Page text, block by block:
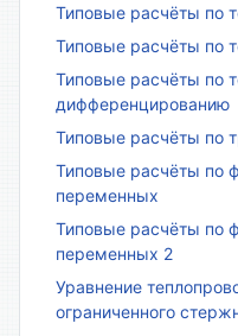
Типовые расчёты по
Типовые расчёты по
Типовые расчёты по
дифференцированию
Типовые расчёты по
Типовые расчёты по
переменных
Типовые расчёты по
переменных 2
Уравнение
ограниченного